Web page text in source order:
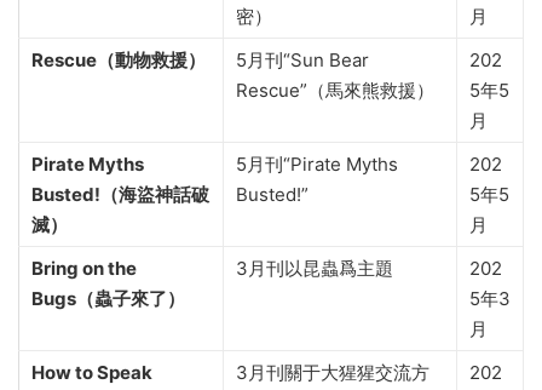
密）
月
Rescue（動物救援）
5月刊“Sun Bear
Rescue”（馬來熊救援）
202
5年5
月
Pirate Myths
Busted!（海盜神話破
滅）
5月刊“Pirate Myths
Busted!”
202
5年5
月
Bring on the
Bugs（蟲子來了）
3月刊以昆蟲爲主題
202
5年3
月
How to Speak
3月刊關于大猩猩交流方
202